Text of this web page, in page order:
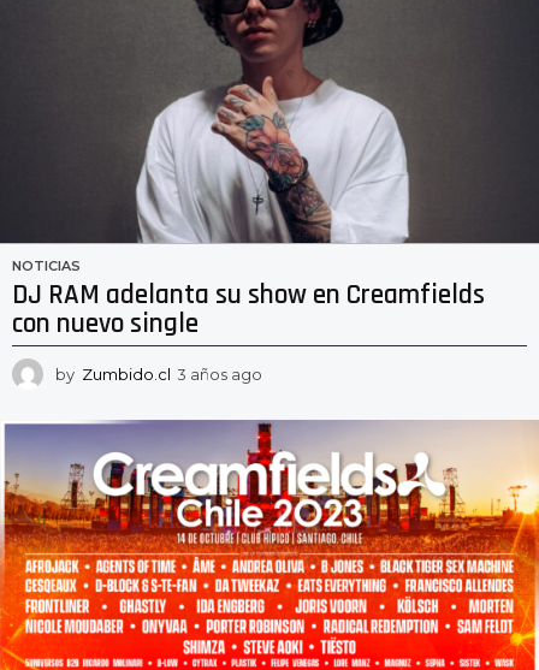
NOTICIAS
DJ RAM adelanta su show en Creamfields
con nuevo single
by Zumbido.cl 3 años ago
ñ
o
s
a
g
o